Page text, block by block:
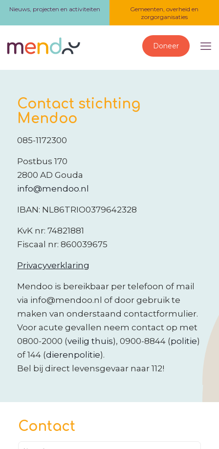
Nieuws, projecten en activiteiten
Gemeenten, overheid en
zorgorganisaties
Doneer
Contact stichting
Mendoo
085-1172300
Postbus 170
2800 AD Gouda
info@mendoo.nl
IBAN: NL86TRIO0379642328
KvK nr: 74821881
Fiscaal nr: 860039675
Privacyverklaring
Mendoo is bereikbaar per telefoon of mail
via info@mendoo.nl of door gebruik te
maken van onderstaand contactformulier.
Voor acute gevallen neem contact op met
0800-2000 (veilig thuis), 0900-8844 (politie)
of144 (dierenpolitie).
Bel bij direct levensgevaar naar 112!
Contact